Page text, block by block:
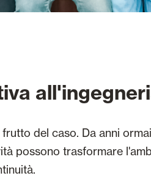
del caso. Da anni
possono trasformare